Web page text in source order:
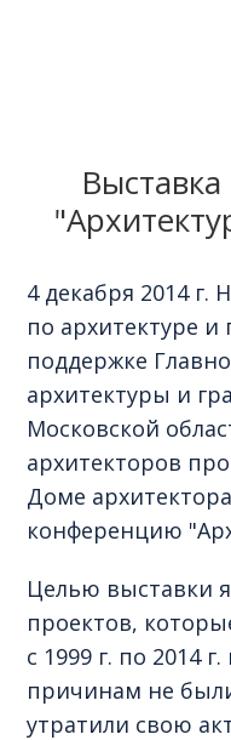
4 декабря 2014 г.
по архитектуре и
поддержке
архитектуры и
Московской
архитекторов
Доме
конференцию
Целью выставки
проектов,
с 1999 г. по 2014
причинам не
утратили свою